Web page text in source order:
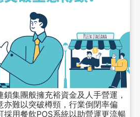
集團般擁充裕資金及人手營運，
亦難以突破樽頸，行業倒閉率偏
採用餐飲POS系統以助營運更流暢